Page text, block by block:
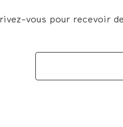
vous pour recevoir